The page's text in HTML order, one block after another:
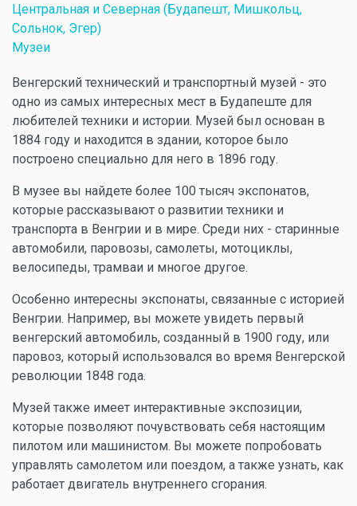
Центральная и Северная (Будапешт, Мишкольц,
Сольнок, Эгер)
Музеи
Венгерский технический и транспортный музей - это
одно из самых интересных мест в Будапеште для
любителей техники и истории. Музей был основан в
1884 году и находится в здании, которое было
построено специально для него в 1896 году.
В музее вы найдете более 100 тысяч экспонатов,
которые рассказывают о развитии техники и
транспорта в Венгрии и в мире. Среди них - старинные
автомобили, паровозы, самолеты, мотоциклы,
велосипеды, трамваи и многое другое.
Особенно интересны экспонаты, связанные с историей
Венгрии. Например, вы можете увидеть первый
венгерский автомобиль, созданный в 1900 году, или
паровоз, который использовался во время Венгерской
революции 1848 года.
Музей также имеет интерактивные экспозиции,
которые позволяют почувствовать себя настоящим
пилотом или машинистом. Вы можете попробовать
управлять самолетом или поездом, а также узнать, как
работает двигатель внутреннего сгорания.